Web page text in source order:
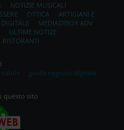
NOTIZIE MUSICALI
OTTICA
ARTIGIANI E
MEDIADIBOX ADV
ULTIME NOTIZE
RISTORANTI
guida negozio digitale
questo sito